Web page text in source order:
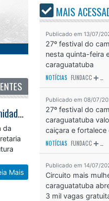
Prefeitura remove barreira de contenção marítima abandonada nas proximidades da Praia da Cocanha em Caraguatatuba
da
Mais
MAIS
Publicado em 13/07/
27º festival do
nesta quinta-feira
caraguatatuba
NOTÍCIAS FUNDACC
Publicado em 08/07/
27º festival do
caraguatatuba
caiçara e fortalece
NOTÍCIAS FUNDACC
Publicado em 14/07/
Circuito mais
caraguatatuba
3 mil vagas